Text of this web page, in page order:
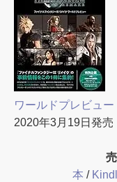
ワールドプレビュー
2020年3月19日発売
本 /